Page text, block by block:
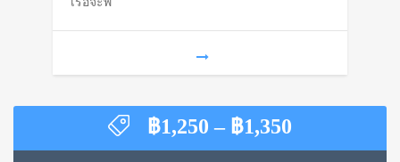
฿1,250 – ฿1,350
range: